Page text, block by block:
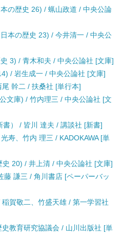
の歴史 26) / 蝋山政道 / 中央公論
本の歴史 23) / 今井清一 / 中央公
3) / 青木和夫 / 中央公論社 [文庫]
/ 岩生成一 / 中央公論社 [文庫]
幹二 / 扶桑社 [単行本]
文庫) / 竹内理三 / 中央公論社 [文
） / 皆川 達夫 / 講談社 [新書]
寿、竹内 理三 / KADOKAWA [単
20) / 井上清 / 中央公論社 [文庫]
藤 謙三 / 角川書店 [ペーパーバッ
賀敬二、竹盛天雄 / 第一学習社
教育研究協議会 / 山川出版社 [単